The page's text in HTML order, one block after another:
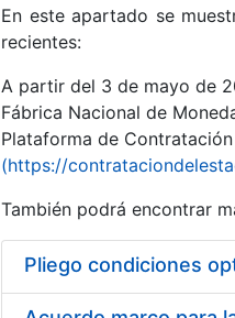
Mostrar/Ocultar
Mostrar/Ocultar
En este apartado se
recientes:
A partir del 3 de mayo de
Fábrica Nacional de
Plataforma de
(https://
También podrá encontrar
Pliego condiciones